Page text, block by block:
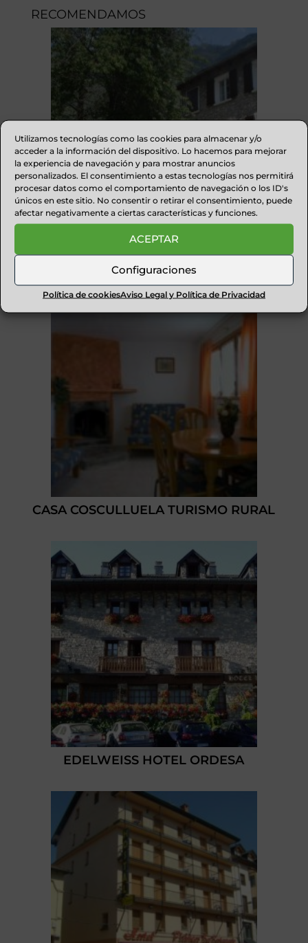
Utilizamos tecnologías como las cookies para almacenar y/o
acceder a la información del dispositivo. Lo hacemos para mejorar
la experiencia de navegación y para mostrar anuncios
personalizados. El consentimiento a estas tecnologías nos permitirá
procesar datos como el comportamiento de navegación o los ID's
únicos en este sitio. No consentir o retirar el consentimiento, puede
afectar negativamente a ciertas características y funciones.
ACEPTAR
Configuraciones
Política de cookiesAviso Legal y Política de Privacidad
RECOMENDAMOS
APARTAMENTOS LA PASARELA
BENASQUE
CASA COSCULLUELA TURISMO RURAL
EDELWEISS HOTEL ORDESA